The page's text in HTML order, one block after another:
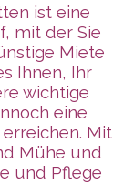
ist eine
mit der Sie
Miete
Ihnen, Ihr
wichtige
eine
Mit
Mühe und
und Pflege